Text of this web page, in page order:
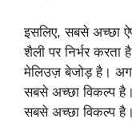
इसलिए, सबसे अच्छा
शैली पर निर्भर
मेलिउज़ बेजोड़ है।
सबसे अच्छा विकल्प
सबसे अच्छा विकल्प